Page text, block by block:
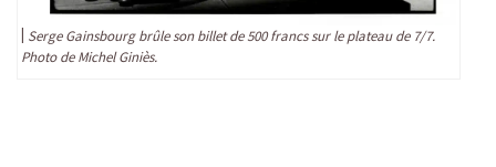
Serge Gainsbourg brûle son billet de 500 francs sur le plateau de 7/7.
Photo de Michel Giniès.